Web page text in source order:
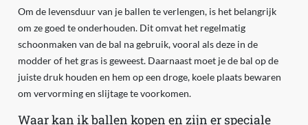
Om de levensduur van je ballen te verlengen, is het belangrijk
om ze goed te onderhouden. Dit omvat het regelmatig
schoonmaken van de bal na gebruik, vooral als deze in de
modder of het gras is geweest. Daarnaast moet je de bal op de
juiste druk houden en hem op een droge, koele plaats bewaren
om vervorming en slijtage te voorkomen.
Waar kan ik ballen kopen en zijn er speciale